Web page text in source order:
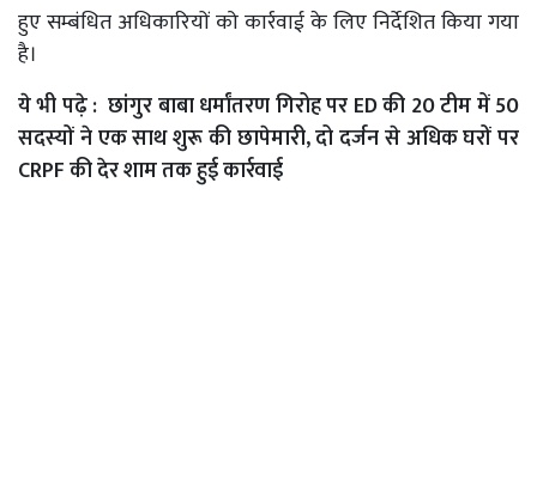
हुए सम्बंधित अधिकारियों को कार्रवाई के लिए निर्देशित किया गया
है।
ये भी पढ़े :छांगुर बाबा धर्मांतरण गिरोह पर ED की 20 टीम में 50
सदस्यों ने एक साथ शुरू की छापेमारी, दो दर्जन से अधिक घरों पर
CRPF की देर शाम तक हुई कार्रवाई